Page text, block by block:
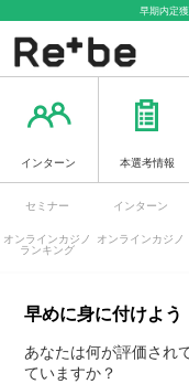
早期内定
インターン 本選考情報
セミナー インターン
オンラインカジノ
ランキング
オンラインカジノ
早めに身に付けよ
あなたは何が評価され
ていますか？